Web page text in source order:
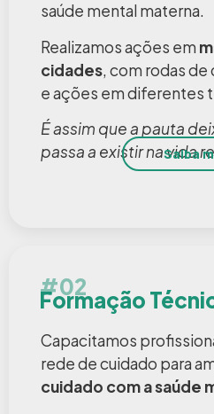
saúde mental materna.
Realizamos ações em
cidades, com rodas de
e ações em diferentes
É assim que a pauta
passa a existir na vida
Saiba
#02
Formação
Capacitamos
rede de cuidado para
cuidado com a saúde